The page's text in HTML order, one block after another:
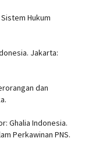
Hukum
Jakarta:
dan
Ghalia Indonesia.
Perkawinan PNS.